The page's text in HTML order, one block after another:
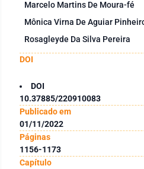
Marcelo Martins De Moura-fé
Mônica Virna De Aguiar
Rosagleyde Da Silva Pereira
DOI
DOI
10.37885/220910083
Publicado em
01/11/2022
Páginas
1156-1173
Capítulo